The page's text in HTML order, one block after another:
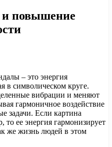
повышение
– это энергия
в символическом круге.
вибрации и меняют
гармоничное воздействие
задачи. Если картина
то ее энергия гармонизирует
же жизнь людей в этом